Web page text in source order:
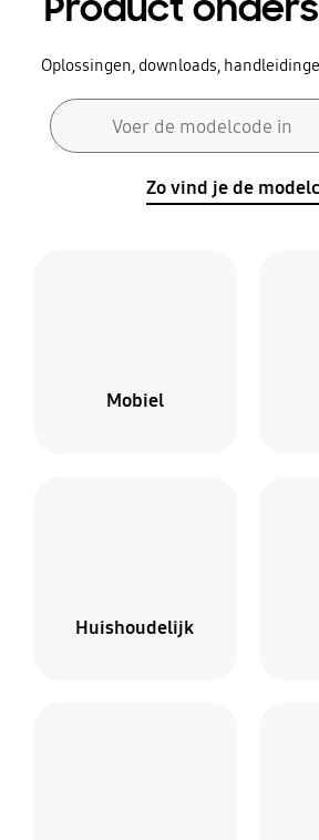
Oplossingen, downloads,
Voer de modelcode in
Zo vind je de
Mobiel
Huishoudelijk